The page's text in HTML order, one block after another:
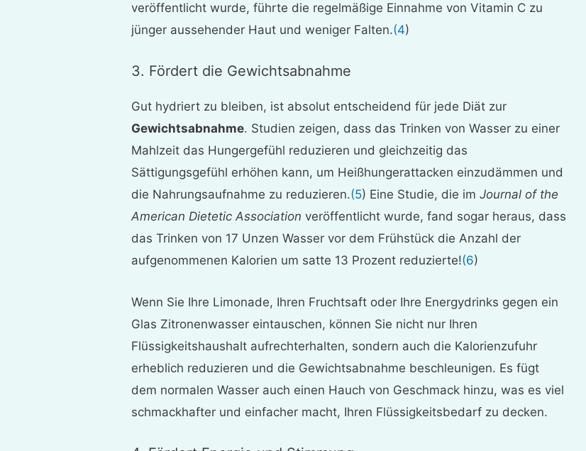
veröffentlicht wurde, führte die regelmäßige Einnahme von Vitamin C zu
jünger aussehender Haut und weniger Falten.(4)
3. Fördert die Gewichtsabnahme
Gut hydriert zu bleiben, ist absolut entscheidend für jede Diät zur
Gewichtsabnahme. Studien zeigen, dass das Trinken von Wasser zu einer
Mahlzeit das Hungergefühl reduzieren und gleichzeitig das
Sättigungsgefühl erhöhen kann, um Heißhungerattacken einzudämmen und
die Nahrungsaufnahme zu reduzieren.(5) Eine Studie, die imJournal of the
American Dietetic Association veröffentlicht wurde, fand sogar heraus, dass
das Trinken von 17 Unzen Wasser vor dem Frühstück die Anzahl der
aufgenommenen Kalorien um satte 13 Prozent reduzierte!(6)
Wenn Sie Ihre Limonade, Ihren Fruchtsaft oder Ihre Energydrinks gegen ein
Glas Zitronenwasser eintauschen, können Sie nicht nur Ihren
Flüssigkeitshaushalt aufrechterhalten, sondern auch die Kalorienzufuhr
erheblich reduzieren und die Gewichtsabnahme beschleunigen. Es fügt
dem normalen Wasser auch einen Hauch von Geschmack hinzu, was es viel
schmackhafter und einfacher macht, Ihren Flüssigkeitsbedarf zu decken.